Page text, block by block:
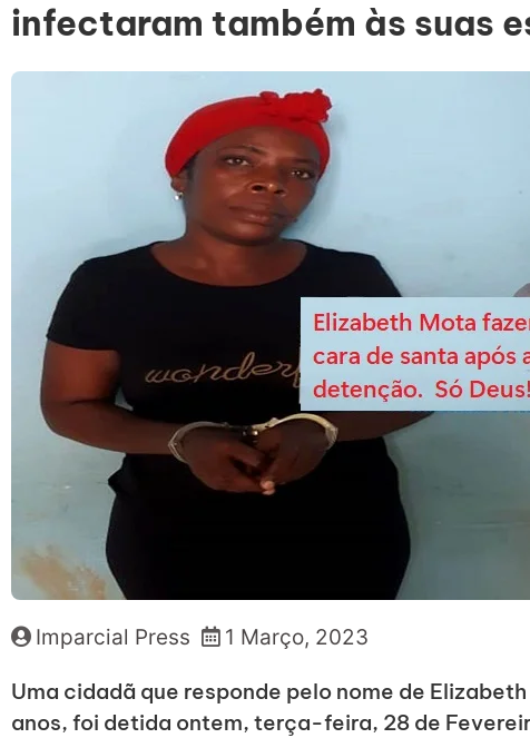
infectaram também às suas
Imparcial Press 1 Março, 2023
Uma cidadã que responde pelo nome de
anos, foi detida ontem, terça-feira, 28 de